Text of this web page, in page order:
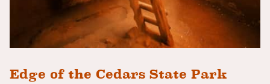
Edge of the Cedars State Park